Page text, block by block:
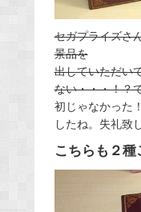
セガプライズさ
景品を
出していただい
ない・・・！？
初じゃなかった
したね。失礼致
こちらも２種